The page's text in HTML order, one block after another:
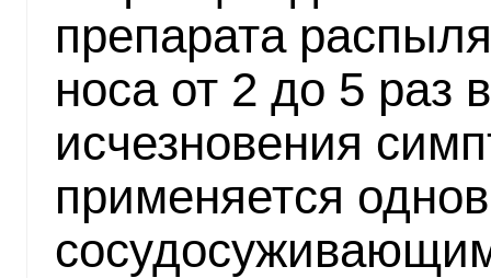
препарата
носа от 2 до 5 раз
исчезновения
применяется